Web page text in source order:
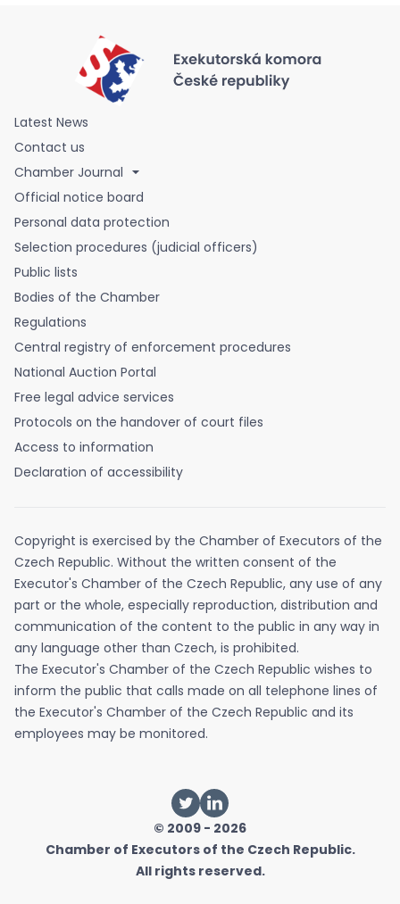
Latest News
Contact us
Chamber Journal
Official notice board
Personal data protection
Selection procedures (judicial officers)
Public lists
Bodies of the Chamber
Regulations
Central registry of enforcement procedures
National Auction Portal
Free legal advice services
Protocols on the handover of court files
Access to information
Declaration of accessibility
Copyright is exercised by the Chamber of Executors of the
Czech Republic. Without the written consent of the
Executor's Chamber of the Czech Republic, any use of any
part or the whole, especially reproduction, distribution and
communication of the content to the public in any way in
any language other than Czech, is prohibited.
The Executor's Chamber of the Czech Republic wishes to
inform the public that calls made on all telephone lines of
the Executor's Chamber of the Czech Republic and its
employees may be monitored.
© 2009 - 2026
Chamber of Executors of the Czech Republic.
All rights reserved.